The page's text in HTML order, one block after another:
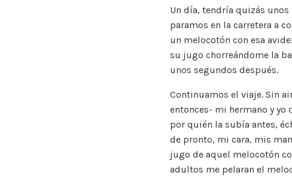
Un día, tendría quizás
paramos en la carretera a
un melocotón con esa
su jugo chorreándome la
unos segundos después.
Continuamos el viaje. Sin
entonces- mi hermano y
por quién la subía antes,
de pronto, mi cara, mis
jugo de aquel melocotón
adultos me pelaran el